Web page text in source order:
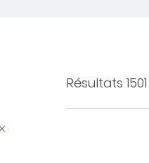
Résultats